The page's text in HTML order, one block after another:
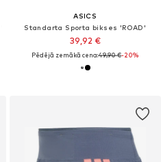
ASICS
Standarta Sporta bikses 'ROAD'
39,92 €
Pēdējā zemākā cena:49,90 €-20%